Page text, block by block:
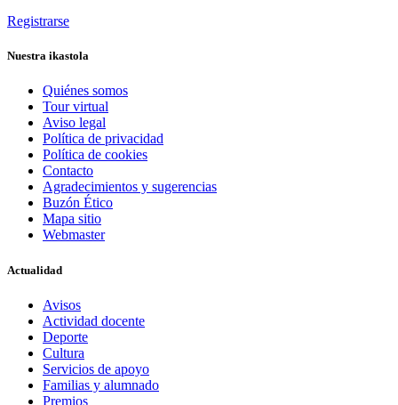
Registrarse
Nuestra ikastola
Quiénes somos
Tour virtual
Aviso legal
Política de privacidad
Política de cookies
Contacto
Agradecimientos y sugerencias
Buzón Ético
Mapa sitio
Webmaster
Actualidad
Avisos
Actividad docente
Deporte
Cultura
Servicios de apoyo
Familias y alumnado
Premios